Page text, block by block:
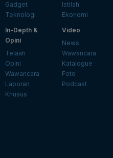
Gadget
Teknologi
Istilah
Ekonomi
In-Depth &
Opini
Telaah
Opini
Wawancara
Laporan
Khusus
Video
News
Wawancara
Katalogue
Foto
Podcast